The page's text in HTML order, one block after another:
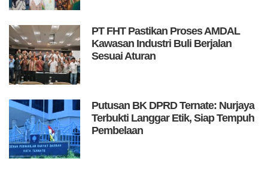
PT FHT Pastikan Proses AMDAL
Kawasan Industri Buli Berjalan
Sesuai Aturan
Putusan BK DPRD Ternate: Nurjaya
Terbukti Langgar Etik, Siap Tempuh
Pembelaan